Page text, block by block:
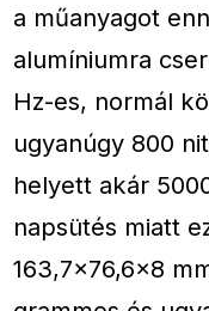
a műanyagot
alumíniumra
Hz-es, normál
ugyanúgy 800
helyett akár
napsütés miatt
163,7×76,6×8